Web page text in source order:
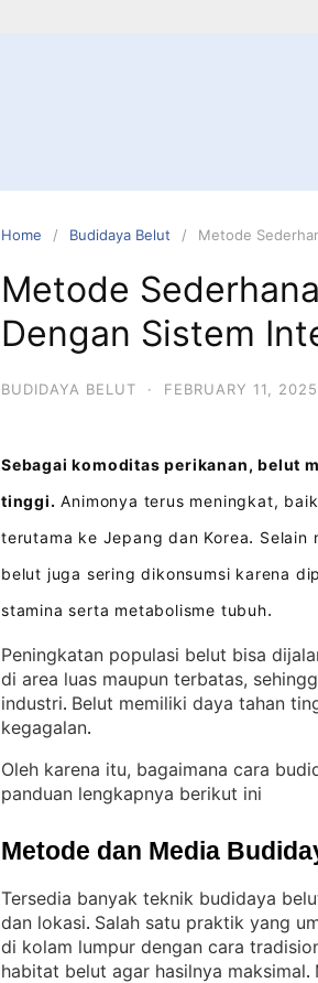
Home Budidaya Belut Metode
Metode
Dengan Sistem
BUDIDAYA BELUT · FEBRUARY 11, 2025
Sebagai komoditas perikanan, belut
tinggi. Animonya terus meningkat,
terutama ke Jepang dan Korea. Selain
belut juga sering dikonsumsi karena
stamina serta metabolisme tubuh.
Peningkatan populasi belut bisa
di area luas maupun terbatas,
industri. Belut memiliki daya tahan
kegagalan.
Oleh karena itu, bagaimana cara
panduan lengkapnya berikut ini
Metode dan Media
Tersedia banyak teknik budidaya
dan lokasi. Salah satu praktik yang
di kolam lumpur dengan cara
habitat belut agar hasilnya maksimal.